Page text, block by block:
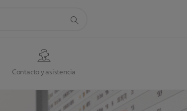
Contacto y asistencia